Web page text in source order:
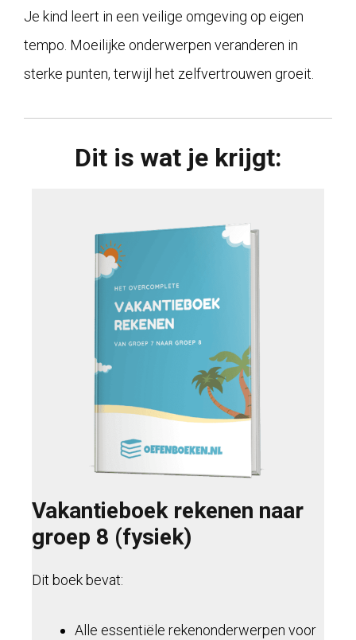
Je kind leert in een veilige omgeving op eigen
tempo. Moeilijke onderwerpen veranderen in
sterke punten, terwijl het zelfvertrouwen groeit.
Dit is wat je krijgt:
Vakantieboek rekenen naar
groep 8 (fysiek)
Dit boek bevat:
Alle essentiële rekenonderwerpen voor